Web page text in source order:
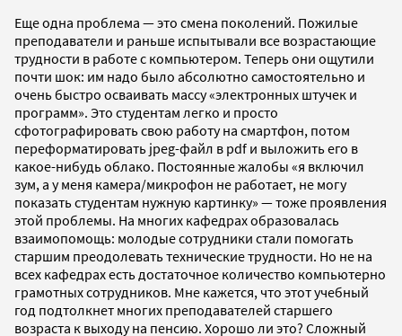
Еще одна проблема — это смена поколений. Пожилые
преподаватели и раньше испытывали все возрастающие
трудности в работе с компьютером. Теперь они ощутили
почти шок: им надо было абсолютно самостоятельно и
очень быстро осваивать массу «электронных штучек и
программ». Это студентам легко и просто
сфотографировать свою работу на смартфон, потом
переформатировать jpeg-файл в pdf и выложить его в
какое-нибудь облако. Постоянные жалобы «я включил
зум, а у меня камера/микрофон не работает, не могу
показать студентам нужную картинку» — тоже проявления
этой проблемы. На многих кафедрах образовалась
взаимопомощь: молодые сотрудники стали помогать
старшим преодолевать технические трудности. Но не на
всех кафедрах есть достаточное количество компьютерно
грамотных сотрудников. Мне кажется, что этот учебный
год подтолкнет многих преподавателей старшего
возраста к выходу на пенсию. Хорошо ли это? Сложный